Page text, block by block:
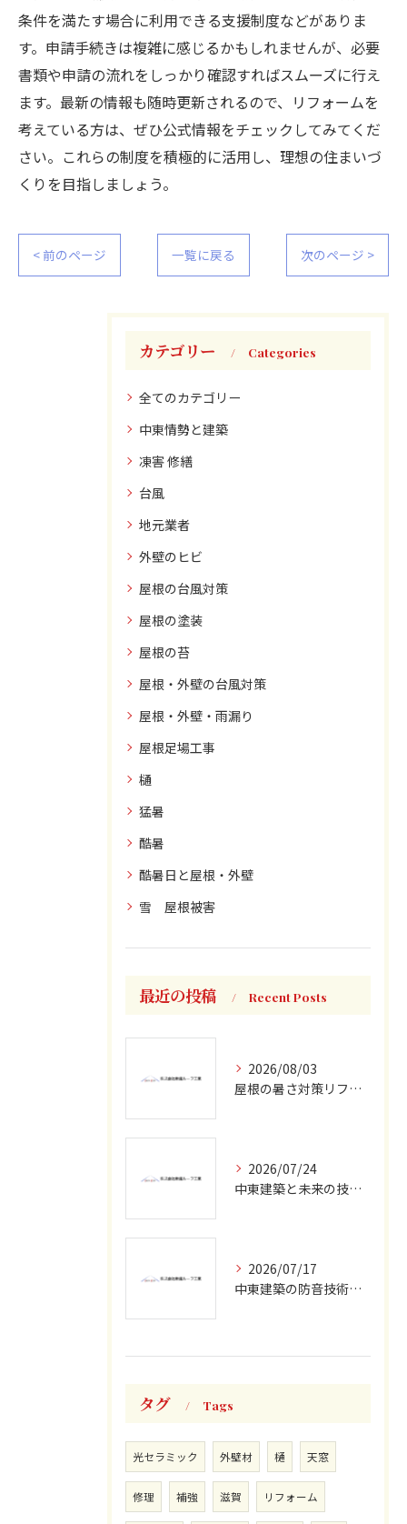
条件を満たす場合に利用できる支援制度などがありま
す。申請手続きは複雑に感じるかもしれませんが、必要
書類や申請の流れをしっかり確認すればスムーズに行え
ます。最新の情報も随時更新されるので、リフォームを
考えている方は、ぜひ公式情報をチェックしてみてくだ
さい。これらの制度を積極的に活用し、理想の住まいづ
くりを目指しましょう。
< 前のページ 一覧に戻る 次のページ >
カテゴリー Categories
全てのカテゴリー
中東情勢と建築
凍害 修繕
台風
地元業者
外壁のヒビ
屋根の台風対策
屋根の塗装
屋根の苔
屋根・外壁の台風対策
屋根・外壁・雨漏り
屋根足場工事
樋
猛暑
酷暑
酷暑日と屋根・外壁
雪 屋根被害
最近の投稿 Recent Posts
2026/08/03
屋根の暑さ対策リフォームで快適な夏と省エネを両立させる実践ガイド
2026/07/24
中東建築と未来の技術が切り拓く建築資材高騰時代の最新対策と生産性革命
2026/07/17
中東建築の防音技術を滋賀県長浜市の住宅に活かす遮音施工アイデア集
タグ Tags
光セラミック 外壁材 樋 天窓
修理 補強 滋賀 リフォーム